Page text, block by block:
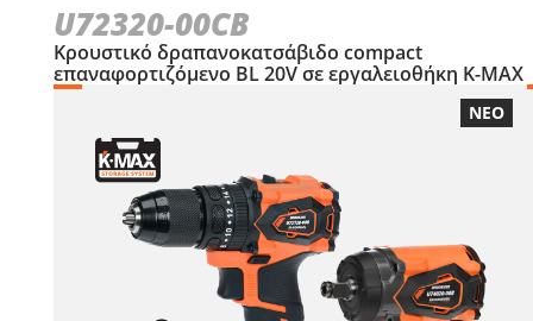
U72320-00CB
Κρουστικό δραπανοκατσάβιδο compact
επαναφορτιζόμενο BL 20V σε εργαλειοθήκη Κ-ΜΑΧ
ΝΕΟ